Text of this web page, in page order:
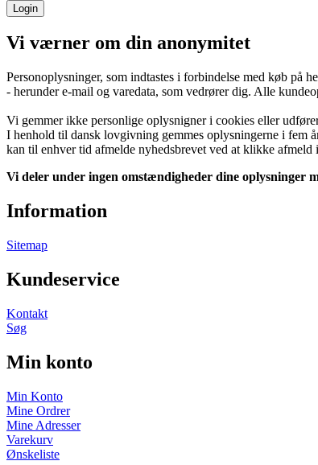
Login
Vi værner om din anonymitet
Personoplysninger, som indtastes i forbindelse med køb på
- herunder e-mail og varedata, som vedrører dig. Alle
Vi gemmer ikke personlige oplysnigner i cookies eller
I henhold til dansk lovgivning gemmes oplysningerne i fem
kan til enhver tid afmelde nyhedsbrevet ved at klikke
Vi deler under ingen omstændigheder dine oplysninger
Information
Sitemap
Kundeservice
Kontakt
Søg
Min konto
Min Konto
Mine Ordrer
Mine Adresser
Varekurv
Ønskeliste